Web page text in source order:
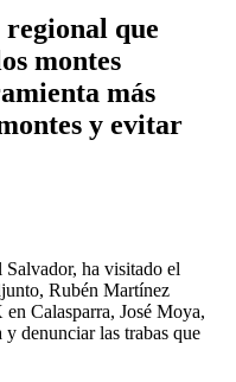
que
montes
más
y evitar
ha visitado el
Rubén Martínez
Calasparra, José Moya,
y denunciar las trabas que